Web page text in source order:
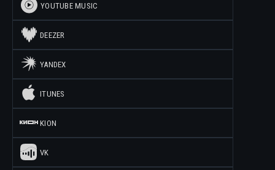
YOUTUBE MUSIC
DEEZER
YANDEX
ITUNES
KION
VK